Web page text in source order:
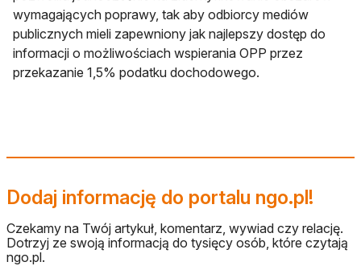
wymagających poprawy, tak aby odbiorcy mediów
publicznych mieli zapewniony jak najlepszy dostęp do
informacji o możliwościach wspierania OPP przez
przekazanie 1,5% podatku dochodowego.
Dodaj informację do portalu ngo.pl!
Czekamy na Twój artykuł, komentarz, wywiad czy relację.
Dotrzyj ze swoją informacją do tysięcy osób, które czytają
ngo.pl.